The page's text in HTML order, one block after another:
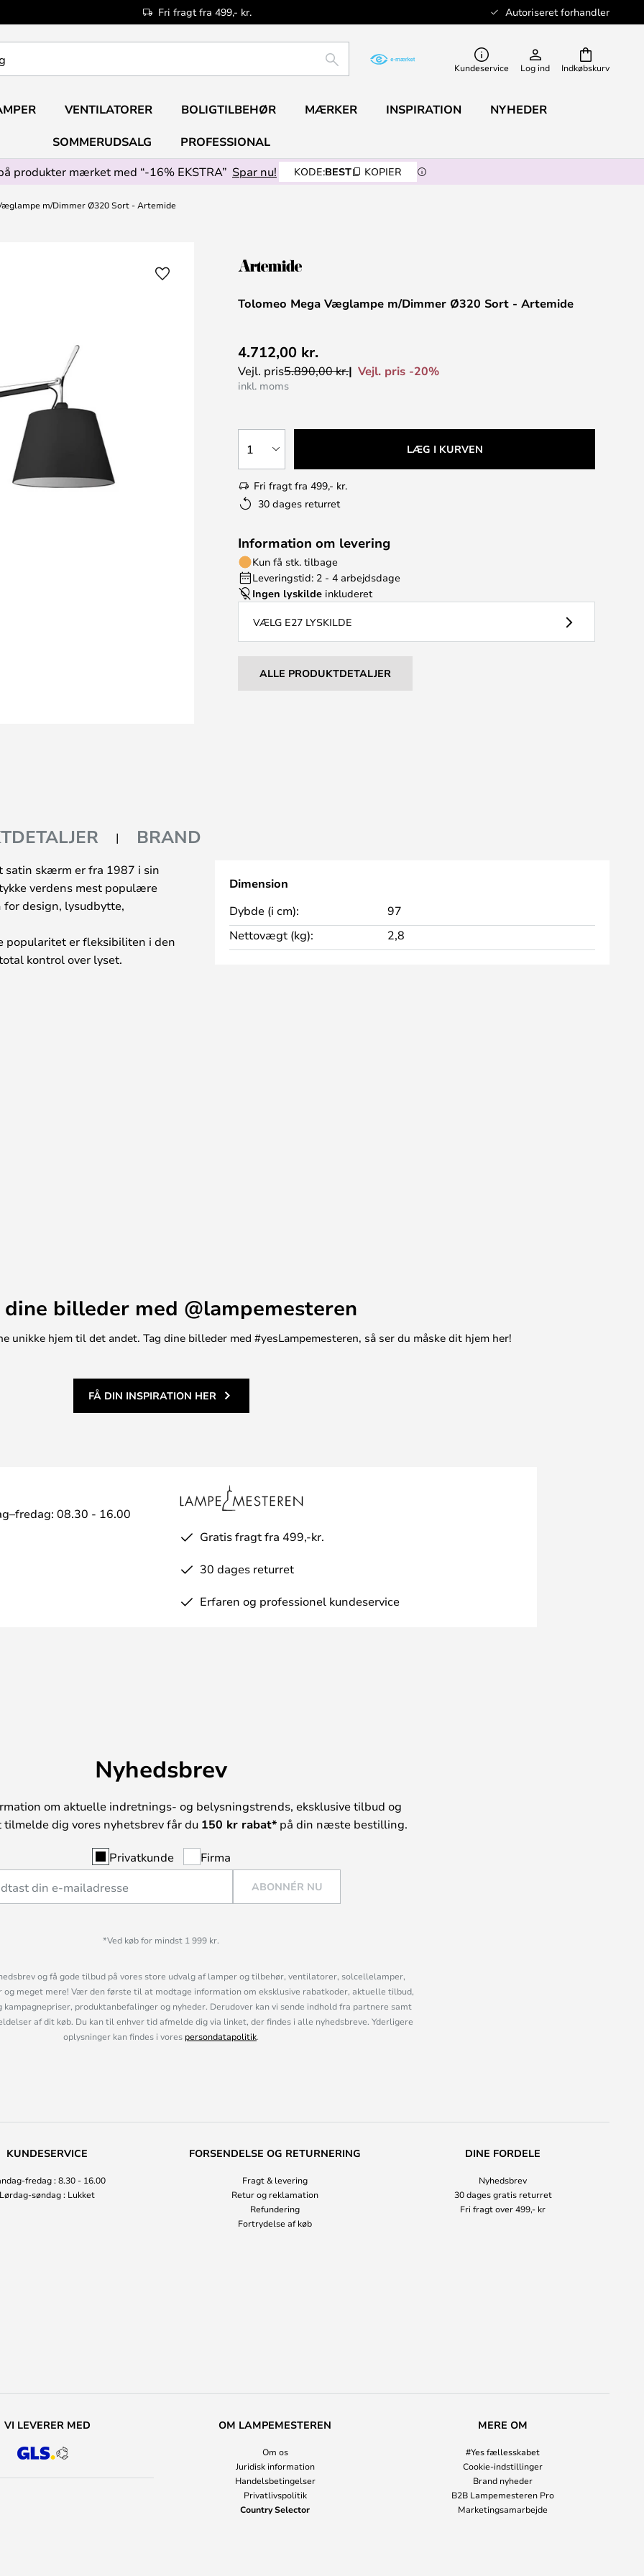
Fri fragt fra 499,- kr. Autoriseret forhandler
Indkøbskurv
SØG Kundeservice Log ind
VENTILATORER BOLIGTILBEHØR MÆRKER INSPIRATION NYHEDER
SOMMERUDSALG
PROFESSIONAL
produkter mærket med “-16% EKSTRA” Spar nu! KODE:BEST KOPIER
m/Dimmer Ø320 Sort - Artemide
Tolomeo Mega Væglampe m/Dimmer Ø320 Sort - Artemide
4.712,00 kr.
Vejl. pris5.890,00 kr. Vejl. pris -20%
inkl. moms
1 LÆG I KURVEN
Fri fragt fra 499,- kr.
30 dages returret
Information om levering
Kun få stk. tilbage
Leveringstid: 2 - 4 arbejdsdage
Ingen lyskilde inkluderet
VÆLG E27 LYSKILDE
ALLE PRODUKTDETALJER
BRAND
satin skærm er fra 1987 i sin
verdens mest populære
design, lysudbytte,
popularitet er fleksibiliten i den
kontrol over lyset.
samt fokus på gedigent
d'Oro Award for bedste
samt af nyere dato
i 2001 og Designpreis i 2008
steder. Serien omfatter nu
Dimension
Dybde (i cm):
97
Nettovægt (kg):
2,8
dine billeder med @lampemesteren
unikke hjem til det andet. Tag dine billeder med #yesLampemesteren, så ser du måske dit hjem her!
FÅ DIN INSPIRATION HER
08.30 - 16.00
Gratis fragt fra 499,-kr.
30 dages returret
Erfaren og professionel kundeservice
Nyhedsbrev
om aktuelle indretnings- og belysningstrends, eksklusive tilbud og
tilmelde dig vores nyhetsbrev får du 150 kr rabat*på din næste bestilling.
Privatkunde Firma
ABONNÉR NU
*Ved køb for mindst 1 999 kr.
og få gode tilbud på vores store udvalg af lamper og tilbehør, ventilatorer, solcellelamper,
og meget mere! Vær den første til at modtage information om eksklusive rabatkoder, aktuelle tilbud,
produktanbefalinger og nyheder. Derudover kan vi sende indhold fra partnere samt
af dit køb. Du kan til enhver tid afmelde dig via linket, der findes i alle nyhedsbreve. Yderligere
oplysninger kan findes i vores persondatapolitik.
KUNDESERVICE
fredag : 8.30 - 16.00
Lørdag-søndag : Lukket
FORSENDELSE OG RETURNERING
Fragt & levering
Retur og reklamation
Refundering
Fortrydelse af køb
DINE FORDELE
Nyhedsbrev
30 dages gratis returret
Fri fragt over 499,- kr
VI LEVERER MED OM LAMPEMESTEREN
Om os
Juridisk information
Handelsbetingelser
Privatlivspolitik
Country Selector
MERE OM
#Yes fællesskabet
Cookie-indstillinger
Brand nyheder
B2B Lampemesteren Pro
Marketingsamarbejde